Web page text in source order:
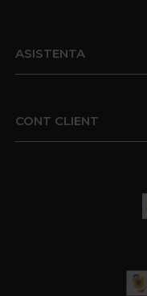
ASISTENTA
CONT CLIENT